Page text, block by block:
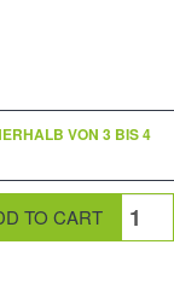
VON 3 BIS 4